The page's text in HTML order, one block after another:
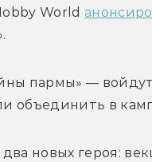
World
пармы» —
объединить в
два новых героя: